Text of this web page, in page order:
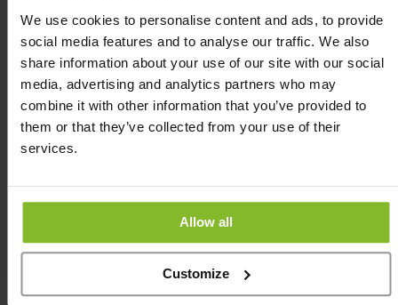
We use cookies to personalise content and ads, to provide
social media features and to analyse our traffic. We also
share information about your use of our site with our social
media, advertising and analytics partners who may
combine it with other information that you’ve provided to
them or that they’ve collected from your use of their
services.
Allow all
Customize
Ik wil een (bedrijfs)object volgen en kunnen traceren
Of wilt u graag uw servicelevel(s) verlengen:
Van de TrackJack OTM
Van de TrackJack Endurance
We kunnen u ook helpen met: